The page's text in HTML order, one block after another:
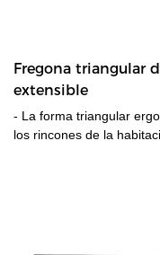
Fregona triangular
extensible
- La forma triangular
los rincones de la